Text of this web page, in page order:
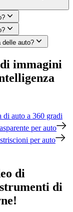
delle auto?
immagini
di auto a 360 gradi
per auto
per auto
di
di